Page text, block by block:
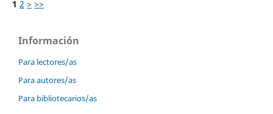
1 2 > >>
Información
Para lectores/as
Para autores/as
Para bibliotecarios/as